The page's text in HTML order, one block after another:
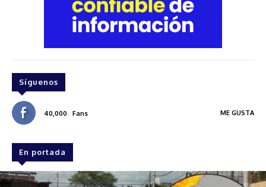
Síguenos
40,000 Fans ME GUSTA
En portada